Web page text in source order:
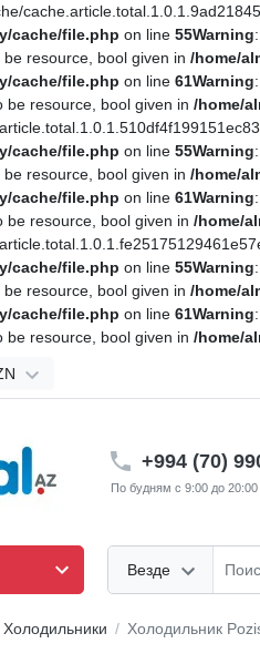
cache/file.php on line 55Warning
resource, bool given in /home/
cache/file.php on line 61Warning
be resource, bool given in /home/
cache/file.php on line 55Warning
resource, bool given in /home/
cache/file.php on line 61Warning
be resource, bool given in /home/
cache/file.php on line 55Warning
resource, bool given in /home/
cache/file.php on line 61Warning
be resource, bool given in /home/
+994 (70)
По будням с 9:00 до 20:00
Везде
Холодильники Холодильник